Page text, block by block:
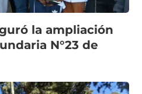
la ampliación
N°23 de